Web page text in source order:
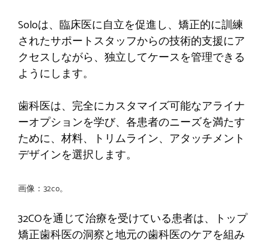
Soloは、臨床医に自立を促進し、矯正的に訓練
されたサポートスタッフからの技術的支援にア
クセスしながら、独立してケースを管理できる
ようにします。
歯科医は、完全にカスタマイズ可能なアライナ
ーオプションを学び、各患者のニーズを満たす
ために、材料、トリムライン、アタッチメント
デザインを選択します。
画像：32co。
32COを通じて治療を受けている患者は、トップ
矯正歯科医の洞察と地元の歯科医のケアを組み